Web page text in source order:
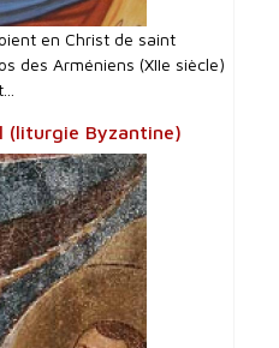
en Christ de saint
des Arméniens (XIIe siècle)
(liturgie Byzantine)